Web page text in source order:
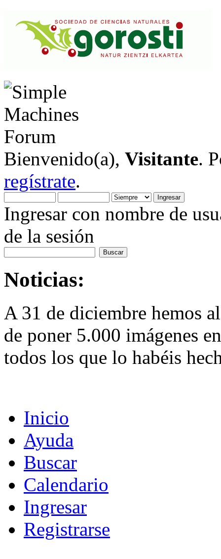
Bienvenido(a), Visitante.
regístrate.
Ingresar con nombre de
de la sesión
Noticias:
A 31 de diciembre hemos
de poner 5.000 imágenes
todos los que lo habéis
Inicio
Ayuda
Buscar
Calendario
Ingresar
Registrarse